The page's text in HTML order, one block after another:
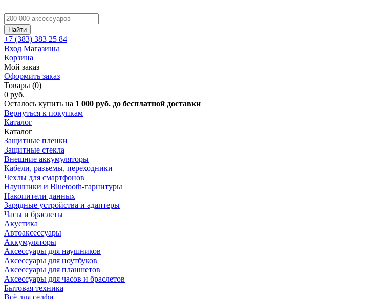
Найти
+7 (383) 383 25 84
Вход Магазины
Корзина
Мой заказ
Оформить заказ
Товары (0)
0 руб.
Осталось купить на 1 000 руб. до бесплатной доставки
Вернуться к покупкам
Каталог
Каталог
Защитные пленки
Защитные стекла
Внешние аккумуляторы
Кабели, разъемы, переходники
Чехлы для смартфонов
Наушники и Bluetooth-гарнитуры
Накопители данных
Зарядные устройства и адаптеры
Часы и браслеты
Акустика
Автоаксессуары
Аккумуляторы
Аксессуары для наушников
Аксессуары для ноутбуков
Аксессуары для планшетов
Аксессуары для часов и браслетов
Бытовая техника
Всё для селфи